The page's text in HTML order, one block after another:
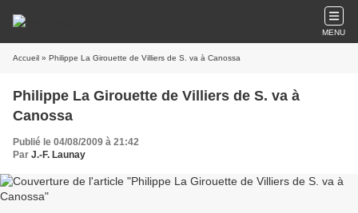
MENU
Accueil » Philippe La Girouette de Villiers de S. va à Canossa
Philippe La Girouette de Villiers de S. va à
Canossa
Publié le 04/08/2009 à 21:42
Par J.-F. Launay